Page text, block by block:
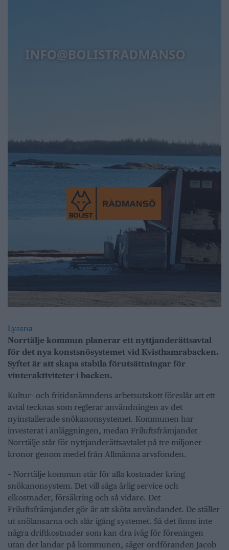
Lyssna
Norrtälje kommun planerar ett nyttjanderättsavtal
för det nya konstsnösystemet vid Kvisthamrabacken.
Syftet är att skapa stabila förutsättningar för
vinteraktiviteter i backen.
Kultur- och fritidsnämndens arbetsutskott föreslår att ett
avtal tecknas som reglerar användningen av det
nyinstallerade snökanonsystemet. Kommunen har
investerat i anläggningen, medan Friluftsfrämjandet
Norrtälje står för nyttjanderättsavtalet på tre miljoner
kronor genom medel från Allmänna arvsfonden.
– Norrtälje kommun står för alla kostnader kring
snökanonsystem. Det vill säga årlig service och
elkostnader, försäkring och så vidare. Det
Friluftsfrämjandet gör är att sköta användandet. De ställer
ut snölansarna och slår igång systemet. Så det finns inte
några driftkostnader som kan dra iväg för föreningen
utan det landar på kommunen, säger ordföranden Jacob